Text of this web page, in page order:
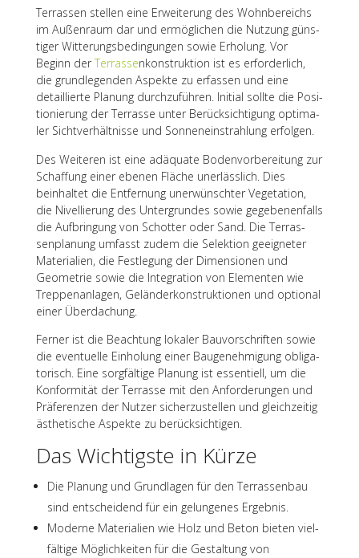
Terras­sen stel­len eine Erwei­te­rung des Wohn­be­reichs
im Außen­raum dar und ermög­li­chen die Nutzung güns­
ti­ger Witte­rungs­be­din­gun­gen sowie Erho­lung. Vor
Beginn derTerrassenkon­struk­tion ist es erfor­der­lich,
die grund­le­gen­den Aspekte zu erfas­sen und eine
detail­lierte Planung durch­zu­füh­ren. Initial sollte die Posi­
tio­nie­rung der Terrasse unter Berück­sich­ti­gung opti­ma­
ler Sicht­ver­hält­nisse und Sonnen­ein­strah­lung erfolgen.
Des Weite­ren ist eine adäquate Boden­vor­be­rei­tung zur
Schaf­fung einer ebenen Fläche uner­läss­lich. Dies
beinhal­tet die Entfer­nung uner­wünsch­ter Vege­ta­tion,
die Nivel­lie­rung des Unter­grun­des sowie gege­be­nen­falls
die Aufbrin­gung von Schot­ter oder Sand. Die Terras­
sen­pla­nung umfasst zudem die Selek­tion geeig­ne­ter
Mate­ria­lien, die Fest­le­gung der Dimen­sio­nen und
Geome­trie sowie die Inte­gra­tion von Elemen­ten wie
Trep­pen­an­la­gen, Gelän­der­kon­struk­tio­nen und optio­nal
einer Überdachung.
Ferner ist die Beach­tung loka­ler Bauvor­schrif­ten sowie
die even­tu­elle Einho­lung einer Bauge­neh­mi­gung obli­ga­
to­risch. Eine sorg­fäl­tige Planung ist essen­ti­ell, um die
Konfor­mi­tät der Terrasse mit den Anfor­de­run­gen und
Präfe­ren­zen der Nutzer sicher­zu­stel­len und gleich­zei­tig
ästhe­ti­sche Aspekte zu berücksichtigen.
Das Wich­tigste in Kürze
Die Planung und Grund­la­gen für den Terras­sen­bau
sind entschei­dend für ein gelun­ge­nes Ergebnis.
Moderne Mate­ria­lien wie Holz und Beton bieten viel­
fäl­tige Möglich­kei­ten für die Gestal­tung von